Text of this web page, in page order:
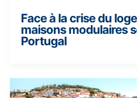
Face à la crise du
maisons modulaires
Portugal